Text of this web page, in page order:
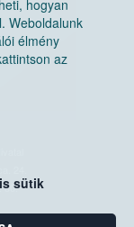
hogyan
Weboldalunk
élmény
az
sütik
30.